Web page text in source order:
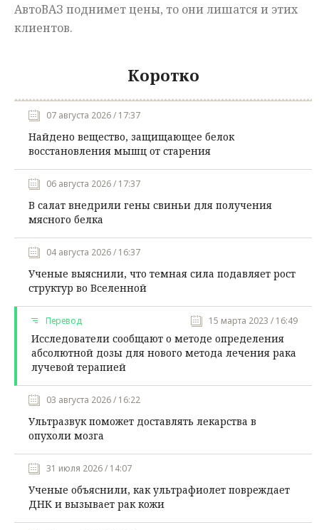
АвтоВАЗ поднимет цены, то они лишатся и этих
клиентов.
Коротко
07 августа 2026 / 17:37
Найдено вещество, защищающее белок
восстановления мышц от старения
06 августа 2026 / 17:37
В салат внедрили гены свиньи для получения
мясного белка
04 августа 2026 / 16:37
Ученые выяснили, что темная сила подавляет рост
структур во Вселенной
Перевод 15 марта 2023 / 16:49
Исследователи сообщают о методе определения
абсолютной дозы для нового метода лечения рака
лучевой терапией
03 августа 2026 / 16:22
Ультразвук поможет доставлять лекарства в
опухоли мозга
31 июля 2026 / 14:07
Ученые объяснили, как ультрафиолет повреждает
ДНК и вызывает рак кожи